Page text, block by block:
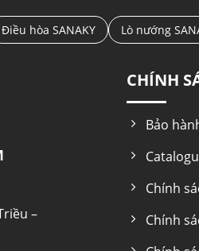
Điều hòa SANAKY Lò nướng
–
CHÍNH
Bảo
Chính
Chính